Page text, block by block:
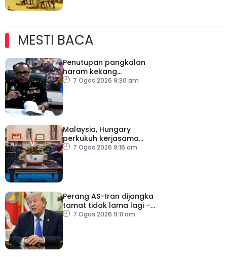
MESTI BACA
Penutupan pangkalan
haram kekang
penyeludupan di
7 Ogos 2026 9:30 am
Malaysia, Hungary
perkukuh kerjasama
sektor pertanian
7 Ogos 2026 9:16 am
Perang AS–Iran dijangka
tamat tidak lama lagi –
Trump
7 Ogos 2026 9:11 am